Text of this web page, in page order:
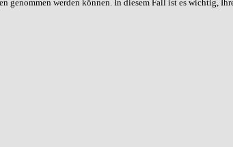
genommen werden können. In diesem Fall ist es wichtig,